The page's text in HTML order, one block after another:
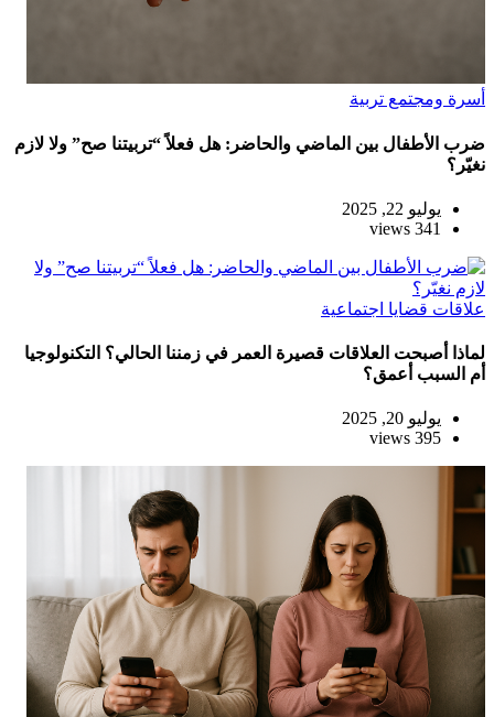
أسرة ومجتمع تربية
ضرب الأطفال بين الماضي والحاضر: هل فعلاً “تربيتنا صح” ولا لازم
نغيّر؟
يوليو 22, 2025
341 views
علاقات قضايا اجتماعية
لماذا أصبحت العلاقات قصيرة العمر في زمننا الحالي؟ التكنولوجيا
أم السبب أعمق؟
يوليو 20, 2025
395 views